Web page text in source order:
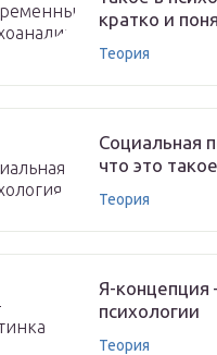
кратко и
Теория
Социальная
что это такое
Теория
Я-концепция
психологии
Теория